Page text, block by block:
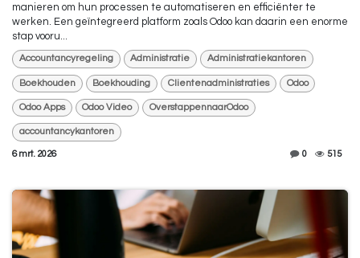
manieren om hun processen te automatiseren en efficiënter te
werken. Een geïntegreerd platform zoals Odoo kan daarin een enorme
stap vooru...
Accountancyregeling Administratie Administratiekantoren
Boekhouden Boekhouding Clientenadministraties Odoo
Odoo Apps Odoo Video OverstappennaarOdoo
accountancykantoren
6 mrt. 2026 0 515